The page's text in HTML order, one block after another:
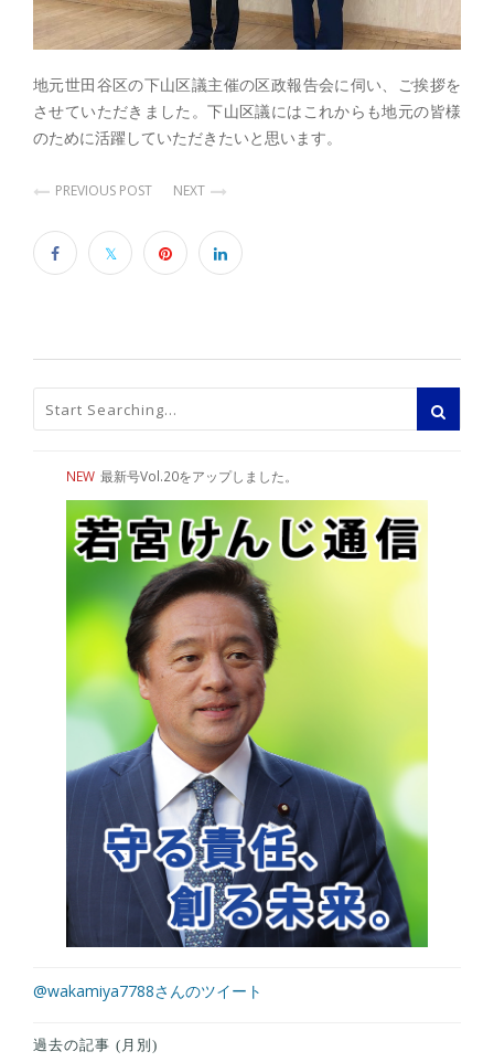
地元世田谷区の下山区議主催の区政報告会に伺い、ご挨拶を
させていただきました。下山区議にはこれからも地元の皆様
のために活躍していただきたいと思います。
PREVIOUS POST NEXT
NEW 最新号Vol.20をアップしました。
@wakamiya7788さんのツイート
過去の記事 (月別)